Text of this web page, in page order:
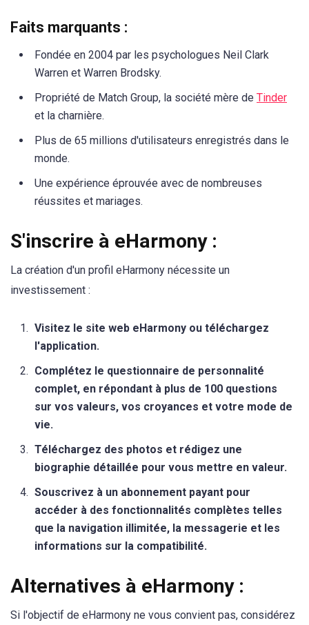
Faits marquants :
Fondée en 2004 par les psychologues Neil Clark
Warren et Warren Brodsky.
Propriété de Match Group, la société mère de Tinder
et la charnière.
Plus de 65 millions d'utilisateurs enregistrés dans le
monde.
Une expérience éprouvée avec de nombreuses
réussites et mariages.
S'inscrire à eHarmony :
La création d'un profil eHarmony nécessite un
investissement :
Visitez le site web eHarmony ou téléchargez
l'application.
Complétez le questionnaire de personnalité
complet, en répondant à plus de 100 questions
sur vos valeurs, vos croyances et votre mode de
vie.
Téléchargez des photos et rédigez une
biographie détaillée pour vous mettre en valeur.
Souscrivez à un abonnement payant pour
accéder à des fonctionnalités complètes telles
que la navigation illimitée, la messagerie et les
informations sur la compatibilité.
Alternatives à eHarmony :
Si l'objectif de eHarmony ne vous convient pas, considérez